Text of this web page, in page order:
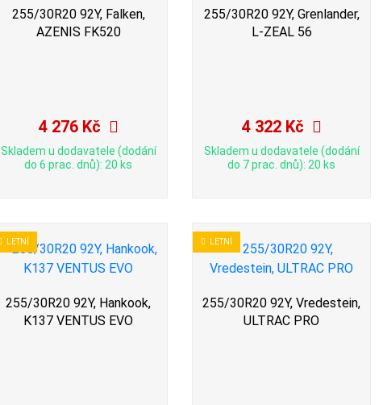
255/30R20 92Y, Falken,
AZENIS FK520
4 276 Kč
Skladem u dodavatele (dodání
do 6 prac. dnů): 20 ks
255/30R20 92Y, Grenlander,
L-ZEAL 56
4 322 Kč
Skladem u dodavatele (dodání
do 7 prac. dnů): 20 ks
LETNÍ
255/30R20 92Y, Hankook,
K137 VENTUS EVO
LETNÍ
255/30R20 92Y, Vredestein,
ULTRAC PRO